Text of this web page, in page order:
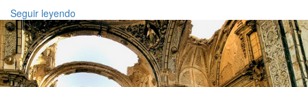
Seguir leyendo